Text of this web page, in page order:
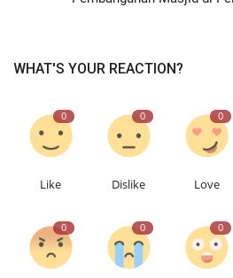
WHAT'S YOUR REACTION?
0
Like
0
Dislike
0
Love
0 0 0